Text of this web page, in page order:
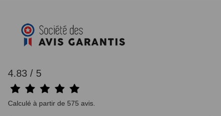
4.83 / 5
Calculé à partir de 575 avis.